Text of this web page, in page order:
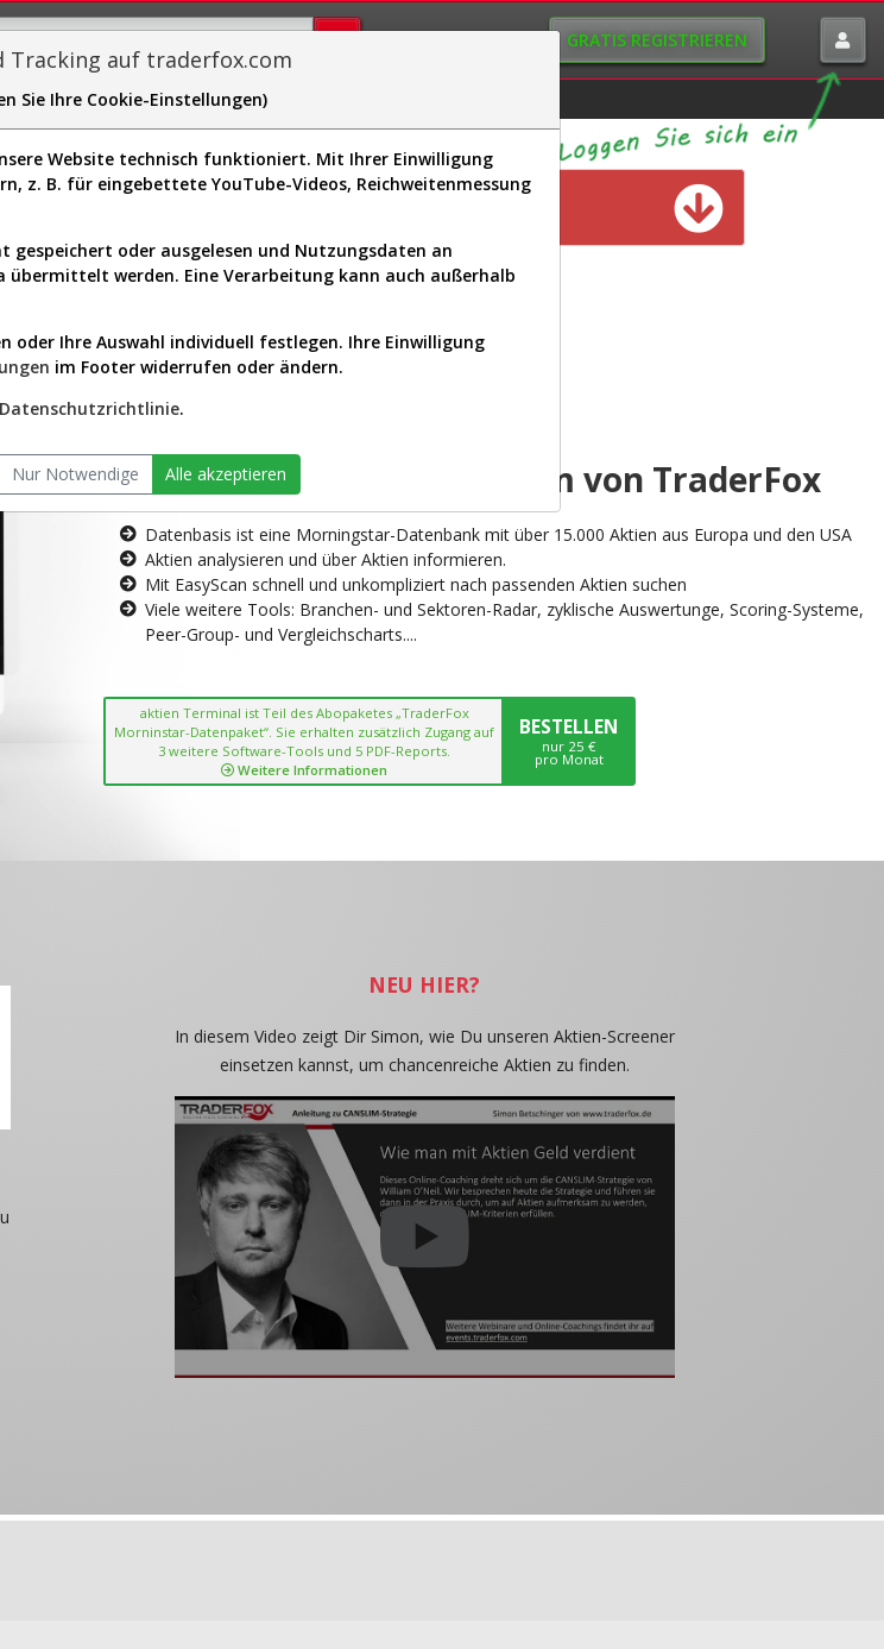
GRATIS REGISTRIEREN
Easy-Scan Visualizations
Premium-Kunden verfügbar
AKTIEN-TERMINAL
Die Aktienanalyse-Plattform von TraderFox
Datenbasis ist eine Morningstar-Datenbank mit über 15.000 Aktien aus Europa und den USA
Aktien analysieren und über Aktien informieren.
Mit EasyScan schnell und unkompliziert nach passenden Aktien suchen
Viele weitere Tools: Branchen- und Sektoren-Radar, zyklische Auswertunge, Scoring-Systeme,
Peer-Group- und Vergleichscharts....
aktien Terminal ist Teil des Abopaketes „TraderFox
Morninstar-Datenpaket“. Sie erhalten zusätzlich Zugang auf
3 weitere Software-Tools und 5 PDF-Reports.
Weitere Informationen
BESTELLEN
nur 25 €
pro Monat
NEU HIER?
In diesem Video zeigt Dir Simon, wie Du unseren Aktien-Screener
einsetzen kannst, um chancenreiche Aktien zu finden.
Tracking auf traderfox.com
Sie Ihre Cookie-Einstellungen)
Website technisch funktioniert. Mit Ihrer Einwilligung
z. B. für eingebettete YouTube-Videos, Reichweitenmessung
oder ausgelesen und Nutzungsdaten an
werden. Eine Verarbeitung kann auch außerhalb
oder Ihre Auswahl individuell festlegen. Ihre Einwilligung
im Footer widerrufen oder ändern.
Datenschutzrichtlinie.
Nur Notwendige Alle akzeptieren